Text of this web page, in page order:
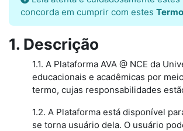
concorda em cumprir com estes
1. Descrição
1.1. A Plataforma AVA @ NCE da
educacionais e acadêmicas por
termo, cujas responsabilidades
1.2. A Plataforma está disponível
se torna usuário dela. O usuário